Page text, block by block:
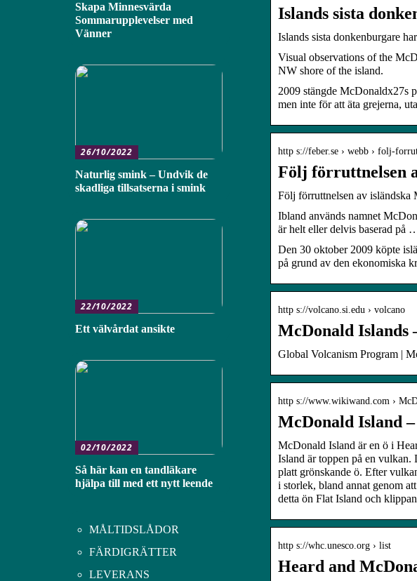
Islands sista
Islands sista donkenburgare
Visual observations of the
NW shore of the island.
2009 stängde McDonaldx27s
men inte för att äta grejerna,
http s://feber.se › webb › folj-
Följ förruttnelsen
Följ förruttnelsen av isländska
Ibland används namnet
är helt eller delvis baserad på
Den 30 oktober 2009 köpte
på grund av den ekonomiska
http s://volcano.si.edu › volcano
McDonald Islands
Global Volcanism Program |
http s://www.wikiwand.com ›
McDonald Island
McDonald Island är en ö i
Island är toppen på en
platt grönskande ö. Efter
i storlek, bland annat genom
detta ön Flat Island och
http s://whc.unesco.org › list
Heard and
Skapa Minnesvärda
Sommarupplevelser med
Vänner
26/10/2022
Naturlig smink – Undvik de
skadliga tillsatserna i smink
22/10/2022
Ett välvårdat ansikte
02/10/2022
Så här kan en tandläkare
hjälpa till med ett nytt leende
MÅLTIDSLÅDOR
FÄRDIGRÄTTER
LEVERANS